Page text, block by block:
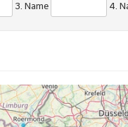
3. Name 4.